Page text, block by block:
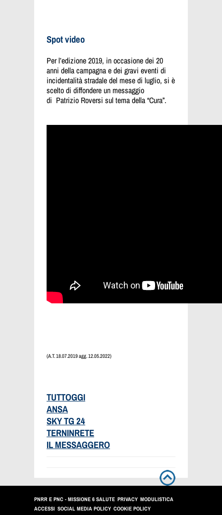
Spot video
Per l’edizione 2019, in occasione dei 20
anni della campagna e dei gravi eventi di
incidentalità stradale del mese di luglio, si è
scelto di diffondere un messaggio
di Patrizio Roversi sul tema della “Cura”.
(A.T. 18.07.2019 agg. 12.05.2022)
TUTTOGGI
ANSA
SKY TG 24
TERNINRETE
IL MESSAGGERO
PNRR E PNC - MISSIONE 6 SALUTE PRIVACY MODULISTICA
ACCESSI SOCIAL MEDIA POLICY COOKIE POLICY